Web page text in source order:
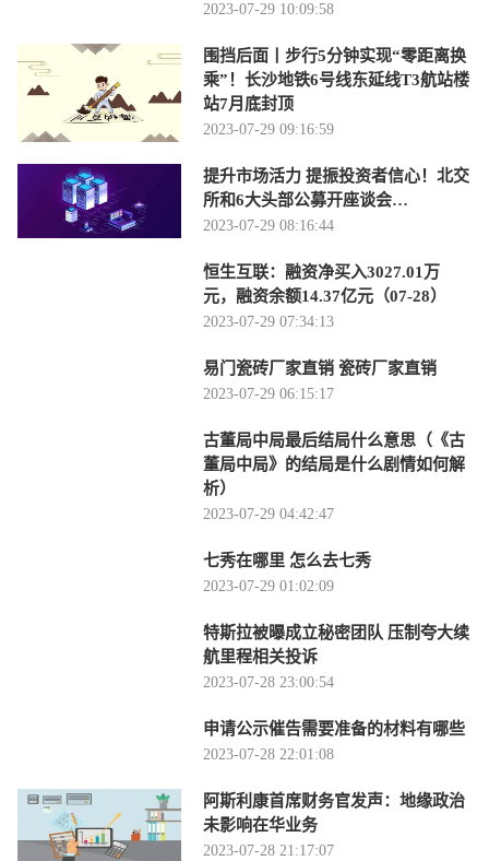
2023-07-29 10:09:58
围挡后面丨步行5分钟实现“零距离换
乘”！长沙地铁6号线东延线T3航站楼
站7月底封顶
2023-07-29 09:16:59
提升市场活力 提振投资者信心！北交
所和6大头部公募开座谈会…
2023-07-29 08:16:44
恒生互联：融资净买入3027.01万
元，融资余额14.37亿元（07-28）
2023-07-29 07:34:13
易门瓷砖厂家直销 瓷砖厂家直销
2023-07-29 06:15:17
古董局中局最后结局什么意思（《古
董局中局》的结局是什么剧情如何解
析）
2023-07-29 04:42:47
七秀在哪里 怎么去七秀
2023-07-29 01:02:09
特斯拉被曝成立秘密团队 压制夸大续
航里程相关投诉
2023-07-28 23:00:54
申请公示催告需要准备的材料有哪些
2023-07-28 22:01:08
阿斯利康首席财务官发声：地缘政治
未影响在华业务
2023-07-28 21:17:07